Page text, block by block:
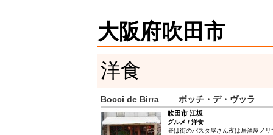
大阪府吹田市
洋食
Bocci de Birra ボッチ・デ・ヴッラ
吹田市 江坂
グルメ / 洋食
昼は街のパスタ屋さん夜は居酒屋ノ